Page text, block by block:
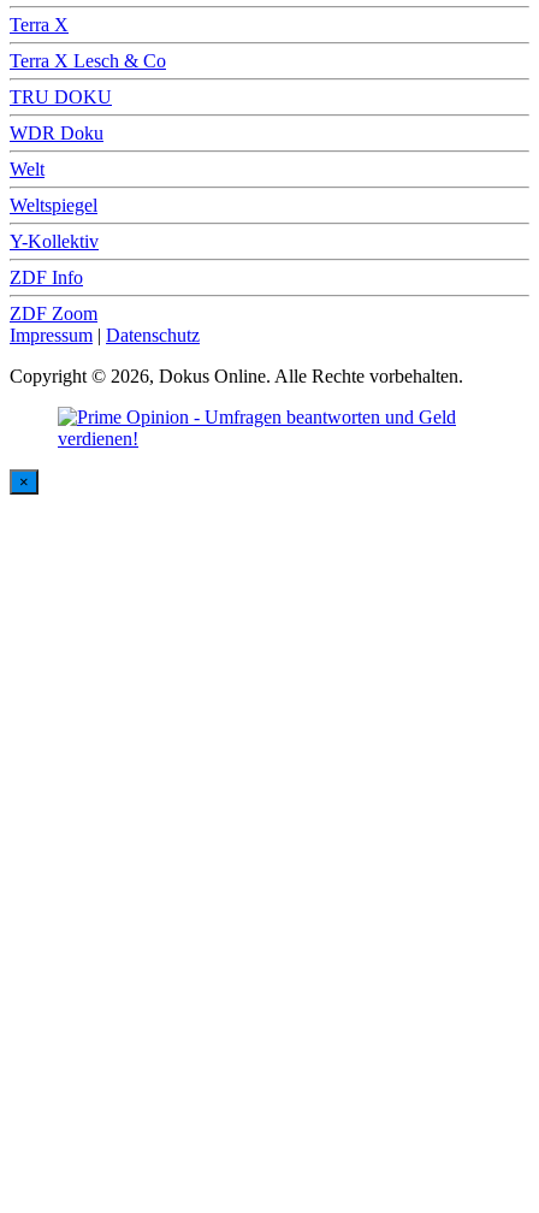
Terra X
Terra X Lesch & Co
TRU DOKU
WDR Doku
Welt
Weltspiegel
Y-Kollektiv
ZDF Info
ZDF Zoom
Impressum | Datenschutz
Copyright © 2026, Dokus Online. Alle Rechte vorbehalten.
×